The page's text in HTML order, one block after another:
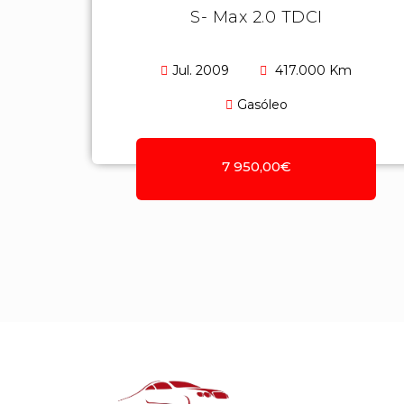
S- Max 2.0 TDCI
Jul. 2009 417.000 Km
Gasóleo
7 950,00€